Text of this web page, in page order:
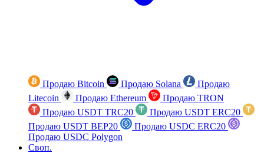
Продаю Bitcoin Продаю Solana
Продаю
Litecoin
Продаю Ethereum
Продаю TRON
Продаю USDT TRC20
Продаю USDT ERC20
Продаю USDT BEP20
Продаю USDC ERC20
Продаю USDC Polygon
Своп.